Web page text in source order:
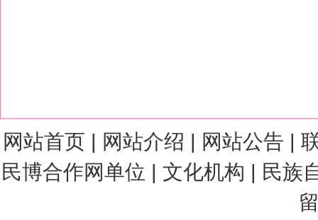
网站首页 | 网站介绍 | 网站公告 |
民博合作网单位 | 文化机构 | 民族